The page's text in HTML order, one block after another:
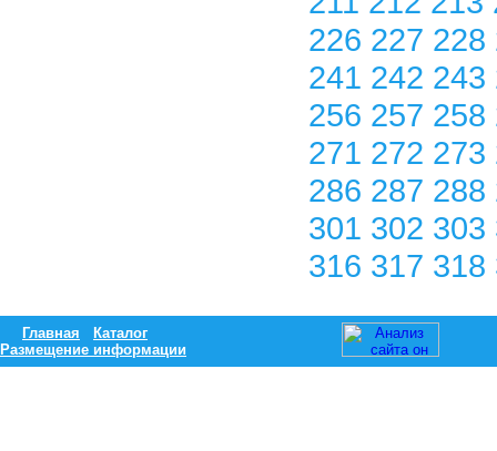
226 227 228
241 242 243
256 257 258
271 272 273
286 287 288
301 302 303
316 317 318
Главная
Каталог
Размещение информации